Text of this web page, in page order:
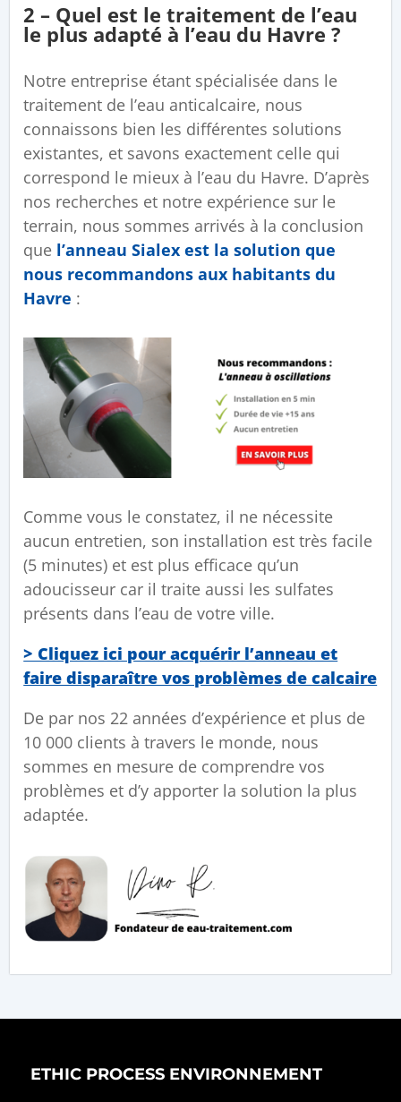
2 – Quel est le traitement de l’eau
le plus adapté à l’eau du Havre ?
Notre entreprise étant spécialisée dans le
traitement de l’eau anticalcaire, nous
connaissons bien les différentes solutions
existantes, et savons exactement celle qui
correspond le mieux à l’eau du Havre. D’après
nos recherches et notre expérience sur le
terrain, nous sommes arrivés à la conclusion
que l’anneau Sialex est la solution que
nous recommandons aux habitants du
Havre :
Comme vous le constatez, il ne nécessite
aucun entretien, son installation est très facile
(5 minutes) et est plus efficace qu’un
adoucisseur car il traite aussi les sulfates
présents dans l’eau de votre ville.
> Cliquez ici pour acquérir l’anneau et
faire disparaître vos problèmes de calcaire
De par nos 22 années d’expérience et plus de
10 000 clients à travers le monde, nous
sommes en mesure de comprendre vos
problèmes et d’y apporter la solution la plus
adaptée.
ETHIC PROCESS ENVIRONNEMENT